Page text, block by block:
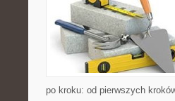
po kroku: od pierwszych